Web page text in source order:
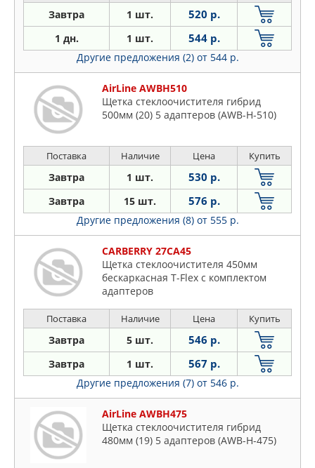
Завтра 1 шт. 520 р.
1 дн. 1 шт. 544 р.
Другие предложения (2) от 544 р.
AirLine AWBH510
Щетка стеклоочистителя гибрид
500мм (20) 5 адаптеров (AWB-H-510)
Поставка Наличие Цена Купить
Завтра 1 шт. 530 р.
Завтра 15 шт. 576 р.
Другие предложения (8) от 555 р.
CARBERRY 27CA45
Щетка стеклоочистителя 450мм
бескаркасная T-Flex с комплектом
адаптеров
Поставка Наличие Цена Купить
Завтра 5 шт. 546 р.
Завтра 1 шт. 567 р.
Другие предложения (7) от 546 р.
AirLine AWBH475
Щетка стеклоочистителя гибрид
480мм (19) 5 адаптеров (AWB-H-475)